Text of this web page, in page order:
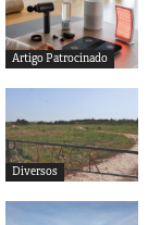
Artigo Patrocinado
Diversos